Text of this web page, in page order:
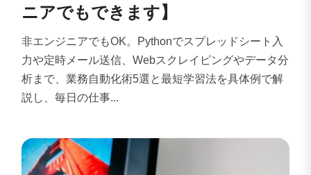
ニアでもできます】
非エンジニアでもOK。Pythonでスプレッドシート入
力や定時メール送信、Webスクレイピングやデータ分
析まで、業務自動化術5選と最短学習法を具体例で解
説し、毎日の仕事...